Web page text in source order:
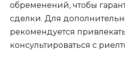
обременений, чтобы
сделки. Для
рекомендуется
консультироваться с